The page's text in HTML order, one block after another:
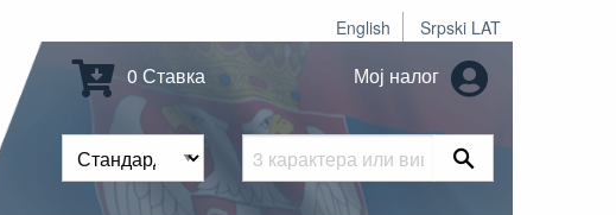
English Srpski LAT
0 Ставка Мој налог